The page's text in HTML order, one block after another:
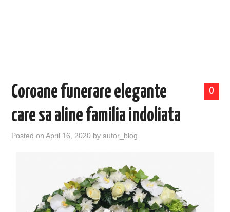
0
Coroane funerare elegante
care sa aline familia indoliata
Posted onApril 16, 2020 byautor_blog